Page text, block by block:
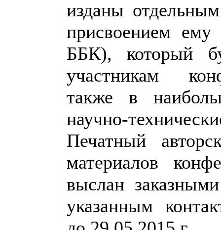
изданы
присвоением
ББК), который
участникам
также в
научно-
Печатный
материалов
выслан
указанным